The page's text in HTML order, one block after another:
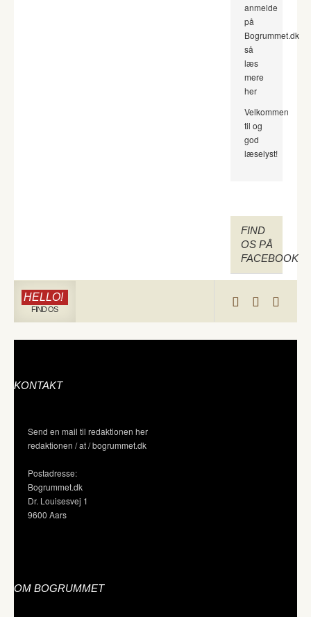
anmelde
på
Bogrummet.dk
så
læs
mere
her
Velkommen
til og
god
læselyst!
FIND
OS PÅ
FACEBOOK
HELLO!
FIND OS
KONTAKT
Send en mail til redaktionen her
redaktionen / at / bogrummet.dk
Postadresse:
Bogrummet.dk
Dr. Louisesvej 1
9600 Aars
OM BOGRUMMET